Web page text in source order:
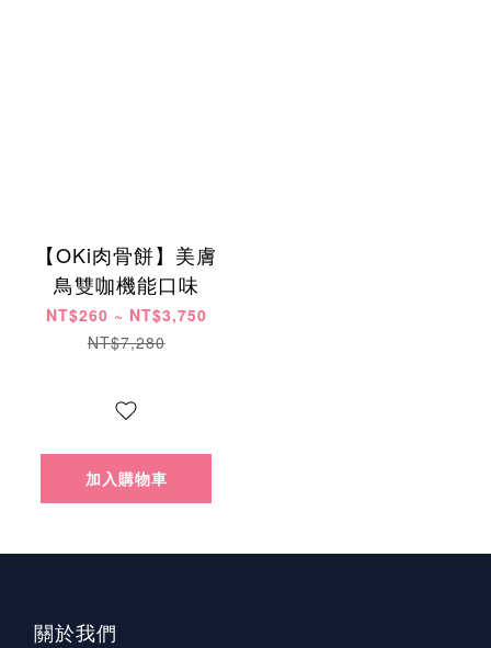
【OKi肉骨餅】美膚
鳥雙咖機能口味
NT$260 ~ NT$3,750
NT$7,280
加入購物車
關於我們